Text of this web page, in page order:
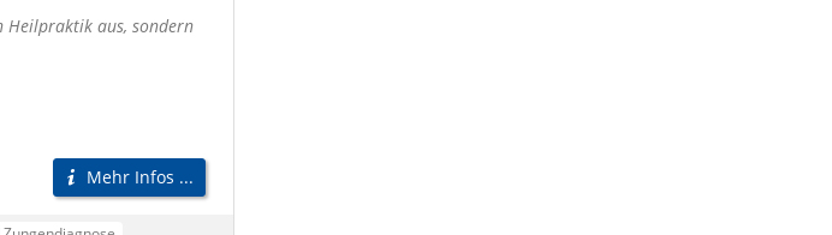
Heilpraktik aus, sondern
Mehr Infos ...